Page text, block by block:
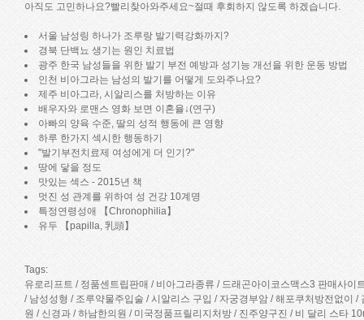
아직도 고민하나요?빨리찾아와주세요~절때 후회하지 않도록 하겠습니다.
서울 남성링 하나가 조루랑 발기력강화까지?
경북 단백뇨 생기는 원인 치료법
광주 한국 남성들을 위한 발기 부전 예방과 성기능 개선을 위한 운동 방법
인천 비아그라는 남성의 발기를 어떻게 도와주나요?
제주 비아그라, 시알리스를 처방하는 이유
배우자와 로맨스 영화 보면 이혼율↓(연구)
아빠의 양육 수준, 딸의 성적 행동에 큰 영향
하루 한가지 섹시한 행동하기
"발기부전치료제 여성에게 더 인기?"
땅에 닿을 정도
맛있는 섹스 - 2015년 책
멋진 성 관계를 위하여 성 건강 10계명
특정연령성애 【Chronophilia】
유두 【papilla, 乳頭】
Tags:
유로리프트 / 정품센트립판매 / 비아그라종류 / 드래곤아이코스맥스3 판매사
/ 남성성형 / 조루약물주입술 / 시알리스 구입 / 자궁경부암 / 해포쿠처방전없이
원 / 신경과 / 하남한의원 / 미국정품프­릴리지처방 / 진주양구진 / 비 달리 스타